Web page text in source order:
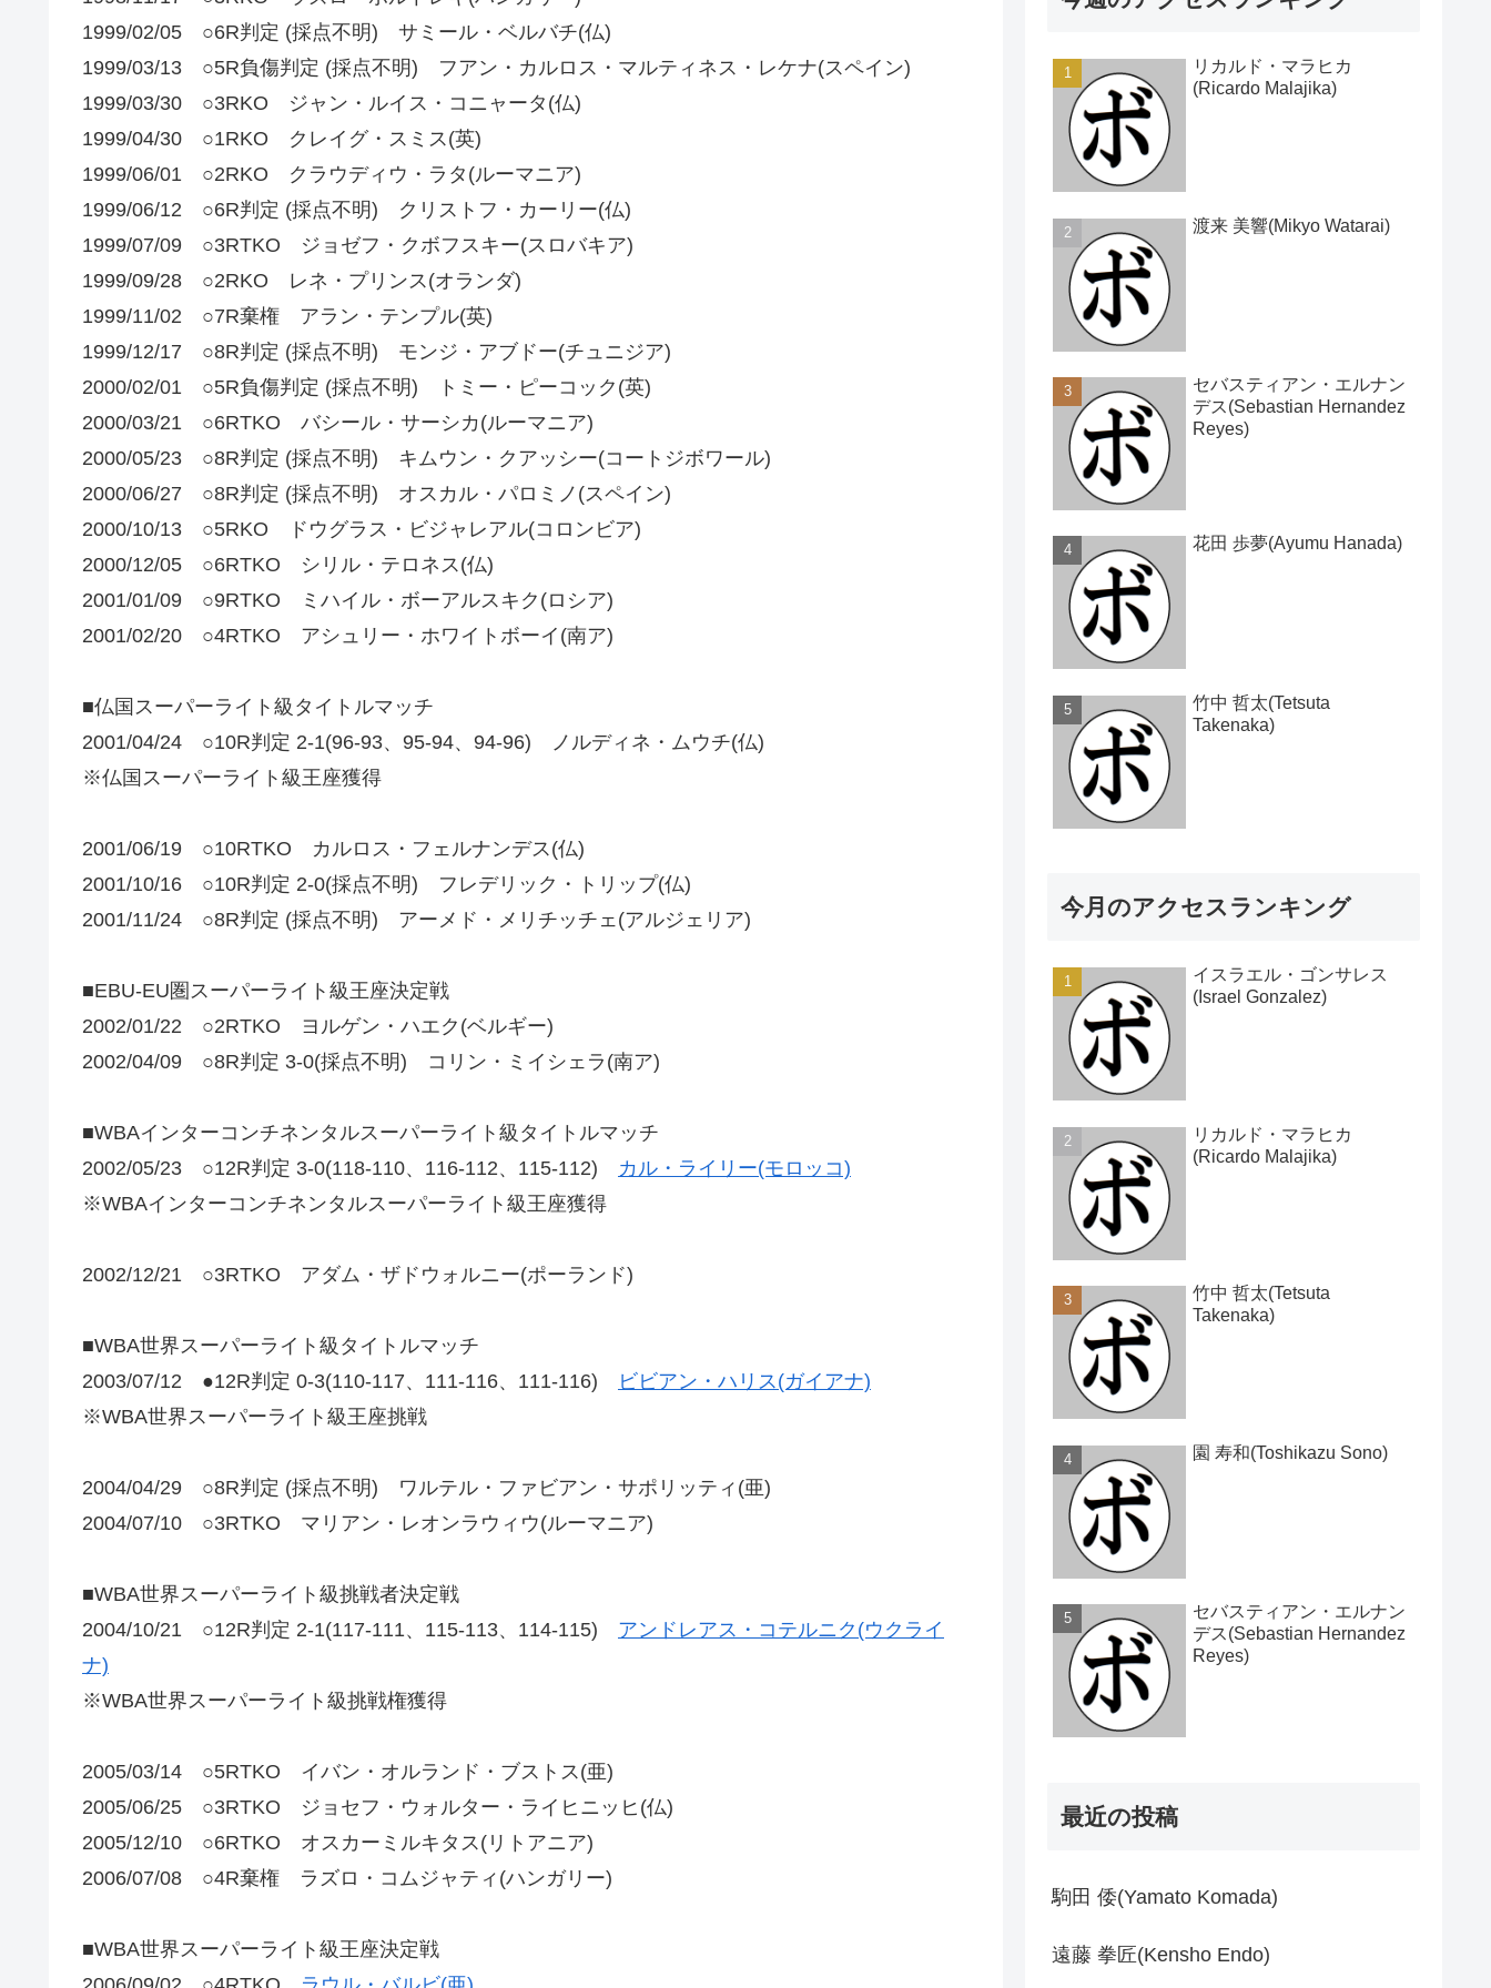
1999/02/05 ○6R判定 (採点不明) サミール・ベルバチ(仏)
1999/03/13 ○5R負傷判定 (採点不明) フアン・カルロス・マルティネス・レケナ(スペイン)
1999/03/30 ○3RKO ジャン・ルイス・コニャータ(仏)
1999/04/30 ○1RKO クレイグ・スミス(英)
1999/06/01 ○2RKO クラウディウ・ラタ(ルーマニア)
1999/06/12 ○6R判定 (採点不明) クリストフ・カーリー(仏)
1999/07/09 ○3RTKO ジョゼフ・クボフスキー(スロバキア)
1999/09/28 ○2RKO レネ・プリンス(オランダ)
1999/11/02 ○7R棄権 アラン・テンプル(英)
1999/12/17 ○8R判定 (採点不明) モンジ・アブドー(チュニジア)
2000/02/01 ○5R負傷判定 (採点不明) トミー・ピーコック(英)
2000/03/21 ○6RTKO バシール・サーシカ(ルーマニア)
2000/05/23 ○8R判定 (採点不明) キムウン・クアッシー(コートジボワール)
2000/06/27 ○8R判定 (採点不明) オスカル・パロミノ(スペイン)
2000/10/13 ○5RKO ドウグラス・ビジャレアル(コロンビア)
2000/12/05 ○6RTKO シリル・テロネス(仏)
2001/01/09 ○9RTKO ミハイル・ボーアルスキク(ロシア)
2001/02/20 ○4RTKO アシュリー・ホワイトボーイ(南ア)
■仏国スーパーライト級タイトルマッチ
2001/04/24 ○10R判定 2-1(96-93、95-94、94-96) ノルディネ・ムウチ(仏)
※仏国スーパーライト級王座獲得
2001/06/19 ○10RTKO カルロス・フェルナンデス(仏)
2001/10/16 ○10R判定 2-0(採点不明) フレデリック・トリップ(仏)
2001/11/24 ○8R判定 (採点不明) アーメド・メリチッチェ(アルジェリア)
■EBU-EU圏スーパーライト級王座決定戦
2002/01/22 ○2RTKO ヨルゲン・ハエク(ベルギー)
2002/04/09 ○8R判定 3-0(採点不明) コリン・ミイシェラ(南ア)
■WBAインターコンチネンタルスーパーライト級タイトルマッチ
2002/05/23 ○12R判定 3-0(118-110、116-112、115-112) カル・ライリー(モロッコ)
※WBAインターコンチネンタルスーパーライト級王座獲得
2002/12/21 ○3RTKO アダム・ザドウォルニー(ポーランド)
■WBA世界スーパーライト級タイトルマッチ
2003/07/12 ●12R判定 0-3(110-117、111-116、111-116)
ビビアン・ハリス(ガイアナ)
※WBA世界スーパーライト級王座挑戦
2004/04/29 ○8R判定 (採点不明) ワルテル・ファビアン・サポリッティ(亜)
2004/07/10 ○3RTKO マリアン・レオンラウィウ(ルーマニア)
■WBA世界スーパーライト級挑戦者決定戦
2004/10/21 ○12R判定 2-1(117-111、115-113、114-115) アンドレアス・コテルニク(ウクライ
ナ)
※WBA世界スーパーライト級挑戦権獲得
2005/03/14 ○5RTKO イバン・オルランド・ブストス(亜)
2005/06/25 ○3RTKO ジョセフ・ウォルター・ライヒニッヒ(仏)
2005/12/10 ○6RTKO オスカーミルキタス(リトアニア)
2006/07/08 ○4R棄権 ラズロ・コムジャティ(ハンガリー)
■WBA世界スーパーライト級王座決定戦
リカルド・マラヒカ
(Ricardo Malajika)
渡来 美響(Mikyo Watarai)
セバスティアン・エルナン
デス(Sebastian Hernandez
Reyes)
花田 歩夢(Ayumu Hanada)
竹中 哲太(Tetsuta
Takenaka)
今月のアクセスランキング
イスラエル・ゴンサレス
(Israel Gonzalez)
リカルド・マラヒカ
(Ricardo Malajika)
竹中 哲太(Tetsuta
Takenaka)
園 寿和(Toshikazu Sono)
セバスティアン・エルナン
デス(Sebastian Hernandez
Reyes)
最近の投稿
駒田 倭(Yamato Komada)
遠藤 拳匠(Kensho Endo)